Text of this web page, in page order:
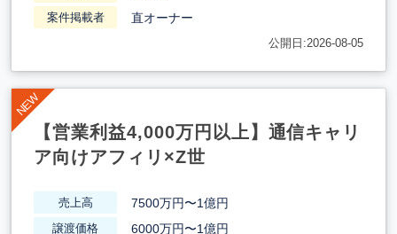
案件掲載者 直オーナー
公開日:2026-08-05
【営業利益4,000万円以上】通信キャリ
ア向けアフィリ×Z世
売上高 7500万円〜1億円
譲渡価格 6000万円〜1億円